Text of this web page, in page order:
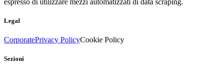
Legal
CorporatePrivacy PolicyCookie Policy
Sezioni